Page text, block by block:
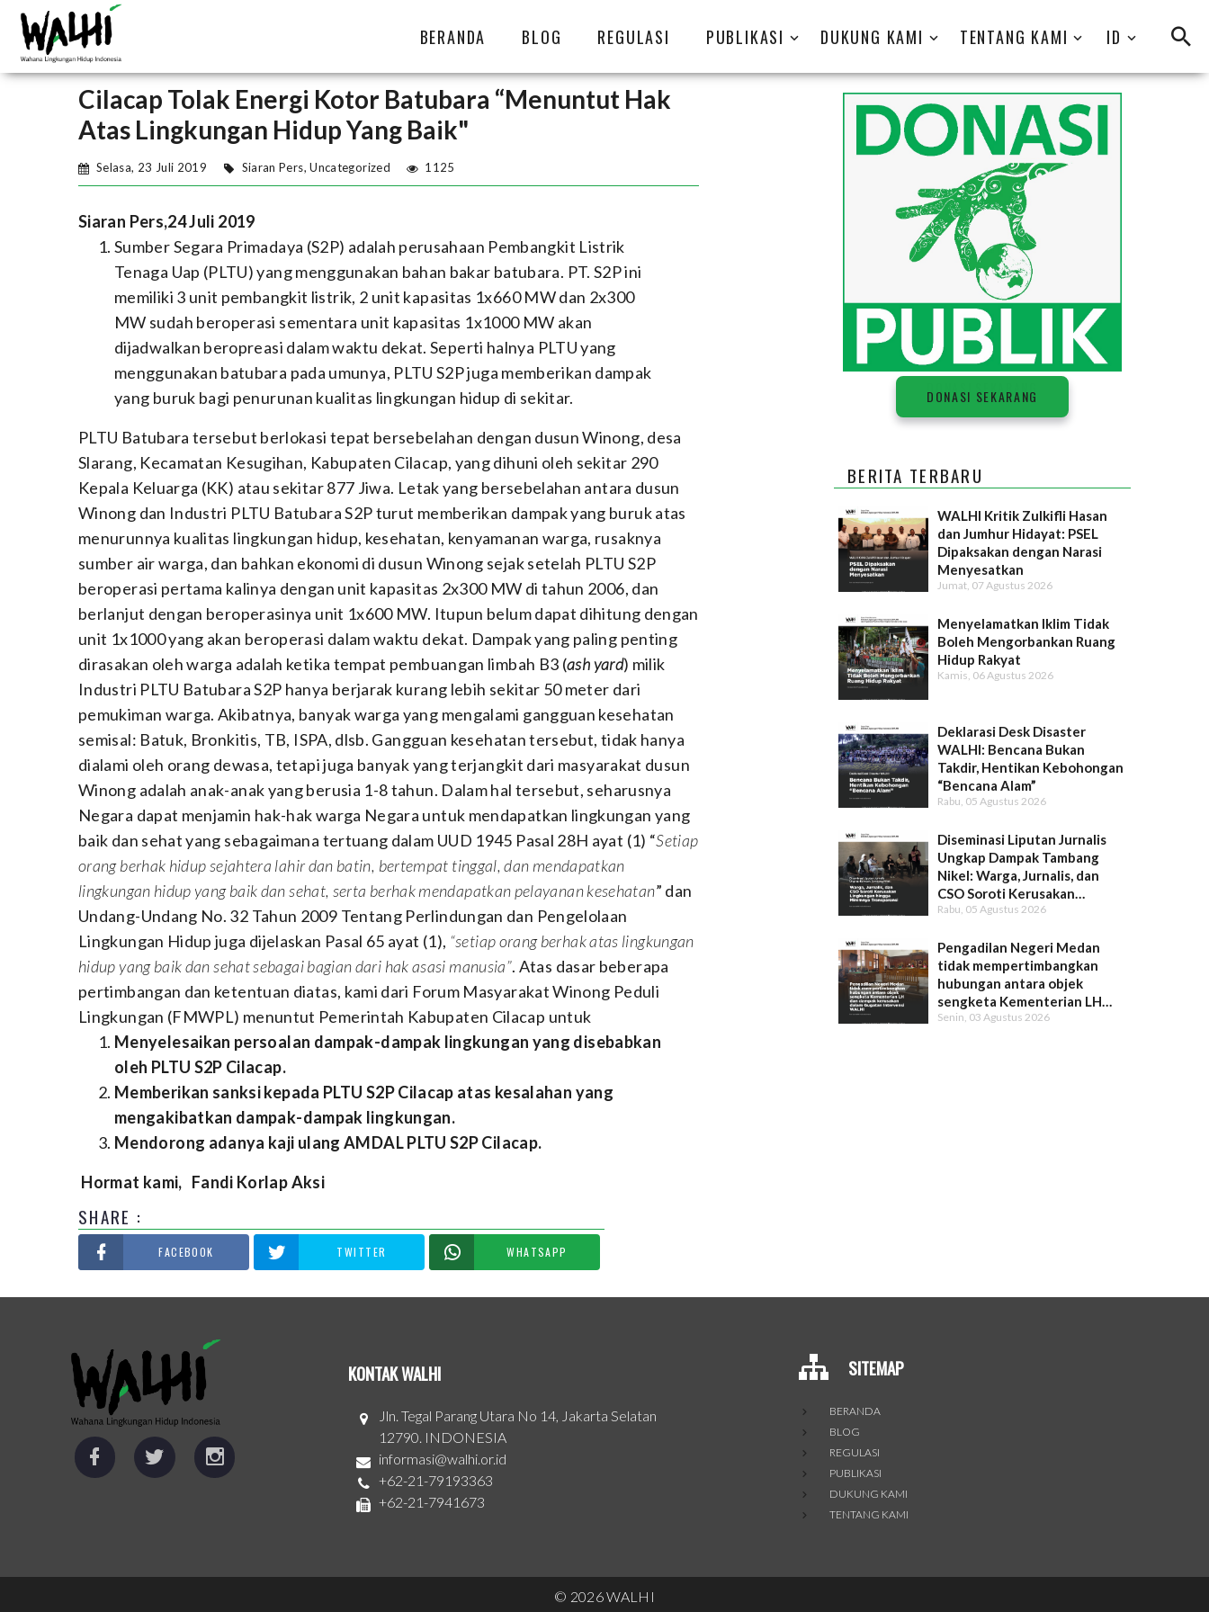
BERANDA BLOG REGULASI PUBLIKASI DUKUNG KAMI TENTANG KAMI ID
Cilacap Tolak Energi Kotor Batubara “Menuntut Hak
Atas Lingkungan Hidup Yang Baik"
Selasa, 23 Juli 2019 Siaran Pers,Uncategorized 1125
Siaran Pers,24 Juli 2019
Sumber Segara Primadaya (S2P) adalah perusahaan Pembangkit Listrik
Tenaga Uap (PLTU) yang menggunakan bahan bakar batubara. PT. S2P ini
memiliki 3 unit pembangkit listrik, 2 unit kapasitas 1x660 MW dan 2x300
MW sudah beroperasi sementara unit kapasitas 1x1000 MW akan
dijadwalkan beropreasi dalam waktu dekat. Seperti halnya PLTU yang
menggunakan batubara pada umunya, PLTU S2P juga memberikan dampak
yang buruk bagi penurunan kualitas lingkungan hidup di sekitar.
PLTU Batubara tersebut berlokasi tepat bersebelahan dengan dusun Winong, desa
Slarang, Kecamatan Kesugihan, Kabupaten Cilacap, yang dihuni oleh sekitar 290
Kepala Keluarga (KK) atau sekitar 877 Jiwa. Letak yang bersebelahan antara dusun
Winong dan Industri PLTU Batubara S2P turut memberikan dampak yang buruk atas
menurunnya kualitas lingkungan hidup, kesehatan, kenyamanan warga, rusaknya
sumber air warga, dan bahkan ekonomi di dusun Winong sejak setelah PLTU S2P
beroperasi pertama kalinya dengan unit kapasitas 2x300 MW di tahun 2006, dan
berlanjut dengan beroperasinya unit 1x600 MW. Itupun belum dapat dihitung dengan
unit 1x1000 yang akan beroperasi dalam waktu dekat. Dampak yang paling penting
dirasakan oleh warga adalah ketika tempat pembuangan limbah B3 (ashyard) milik
Industri PLTU Batubara S2P hanya berjarak kurang lebih sekitar 50 meter dari
pemukiman warga. Akibatnya, banyak warga yang mengalami gangguan kesehatan
semisal: Batuk, Bronkitis, TB, ISPA, dlsb. Gangguan kesehatan tersebut, tidak hanya
dialami oleh orang dewasa, tetapi juga banyak yang terjangkit dari masyarakat dusun
Winong adalah anak-anak yang berusia 1-8 tahun. Dalam hal tersebut, seharusnya
Negara dapat menjamin hak-hak warga Negara untuk mendapatkan lingkungan yang
baik dan sehat yang sebagaimana tertuang dalam UUD 1945 Pasal 28H ayat (1) “Setiap
orang berhak hidup sejahtera lahir dan batin, bertempat tinggal, dan mendapatkan
lingkungan hidup yang baik dan sehat, serta berhak mendapatkan pelayanan kesehatan” dan
Undang-Undang No. 32 Tahun 2009 Tentang Perlindungan dan Pengelolaan
Lingkungan Hidup juga dijelaskan Pasal 65 ayat (1), “setiap orang berhak atas lingkungan
hidup yang baik dan sehat sebagai bagian dari hak asasi manusia”. Atas dasar beberapa
pertimbangan dan ketentuan diatas, kami dari Forum Masyarakat Winong Peduli
Lingkungan (FMWPL) menuntut Pemerintah Kabupaten Cilacap untuk
Menyelesaikan persoalan dampak-dampak lingkungan yang disebabkan
oleh PLTU S2P Cilacap.
Memberikan sanksi kepada PLTU S2P Cilacap atas kesalahan yang
mengakibatkan dampak-dampak lingkungan.
Mendorong adanya kaji ulang AMDAL PLTU S2P Cilacap.
Hormat kami, Fandi Korlap Aksi
SHARE :
FACEBOOK TWITTER WHATSAPP
DONASI SEKARANG
BERITA TERBARU
WALHI Kritik Zulkifli Hasan
dan Jumhur Hidayat: PSEL
Dipaksakan dengan Narasi
Menyesatkan
Jumat, 07 Agustus 2026
Menyelamatkan Iklim Tidak
Boleh Mengorbankan Ruang
Hidup Rakyat
Kamis, 06 Agustus 2026
Deklarasi Desk Disaster
WALHI: Bencana Bukan
Takdir, Hentikan Kebohongan
“Bencana Alam”
Rabu, 05 Agustus 2026
Diseminasi Liputan Jurnalis
Ungkap Dampak Tambang
Nikel: Warga, Jurnalis, dan
CSO Soroti Kerusakan
Lingkungan hingga Minimnya
Rabu, 05 Agustus 2026
Pengadilan Negeri Medan
tidak mempertimbangkan
hubungan antara objek
sengketa Kementerian LH
dan dampak kerusakan dalam
Senin, 03 Agustus 2026
KONTAK WALHI
Jln. Tegal Parang Utara No 14, Jakarta Selatan
12790. INDONESIA
informasi@walhi.or.id
+62-21-79193363
+62-21-7941673
SITEMAP
BERANDA
BLOG
REGULASI
PUBLIKASI
DUKUNG KAMI
TENTANG KAMI
© 2026WALHI